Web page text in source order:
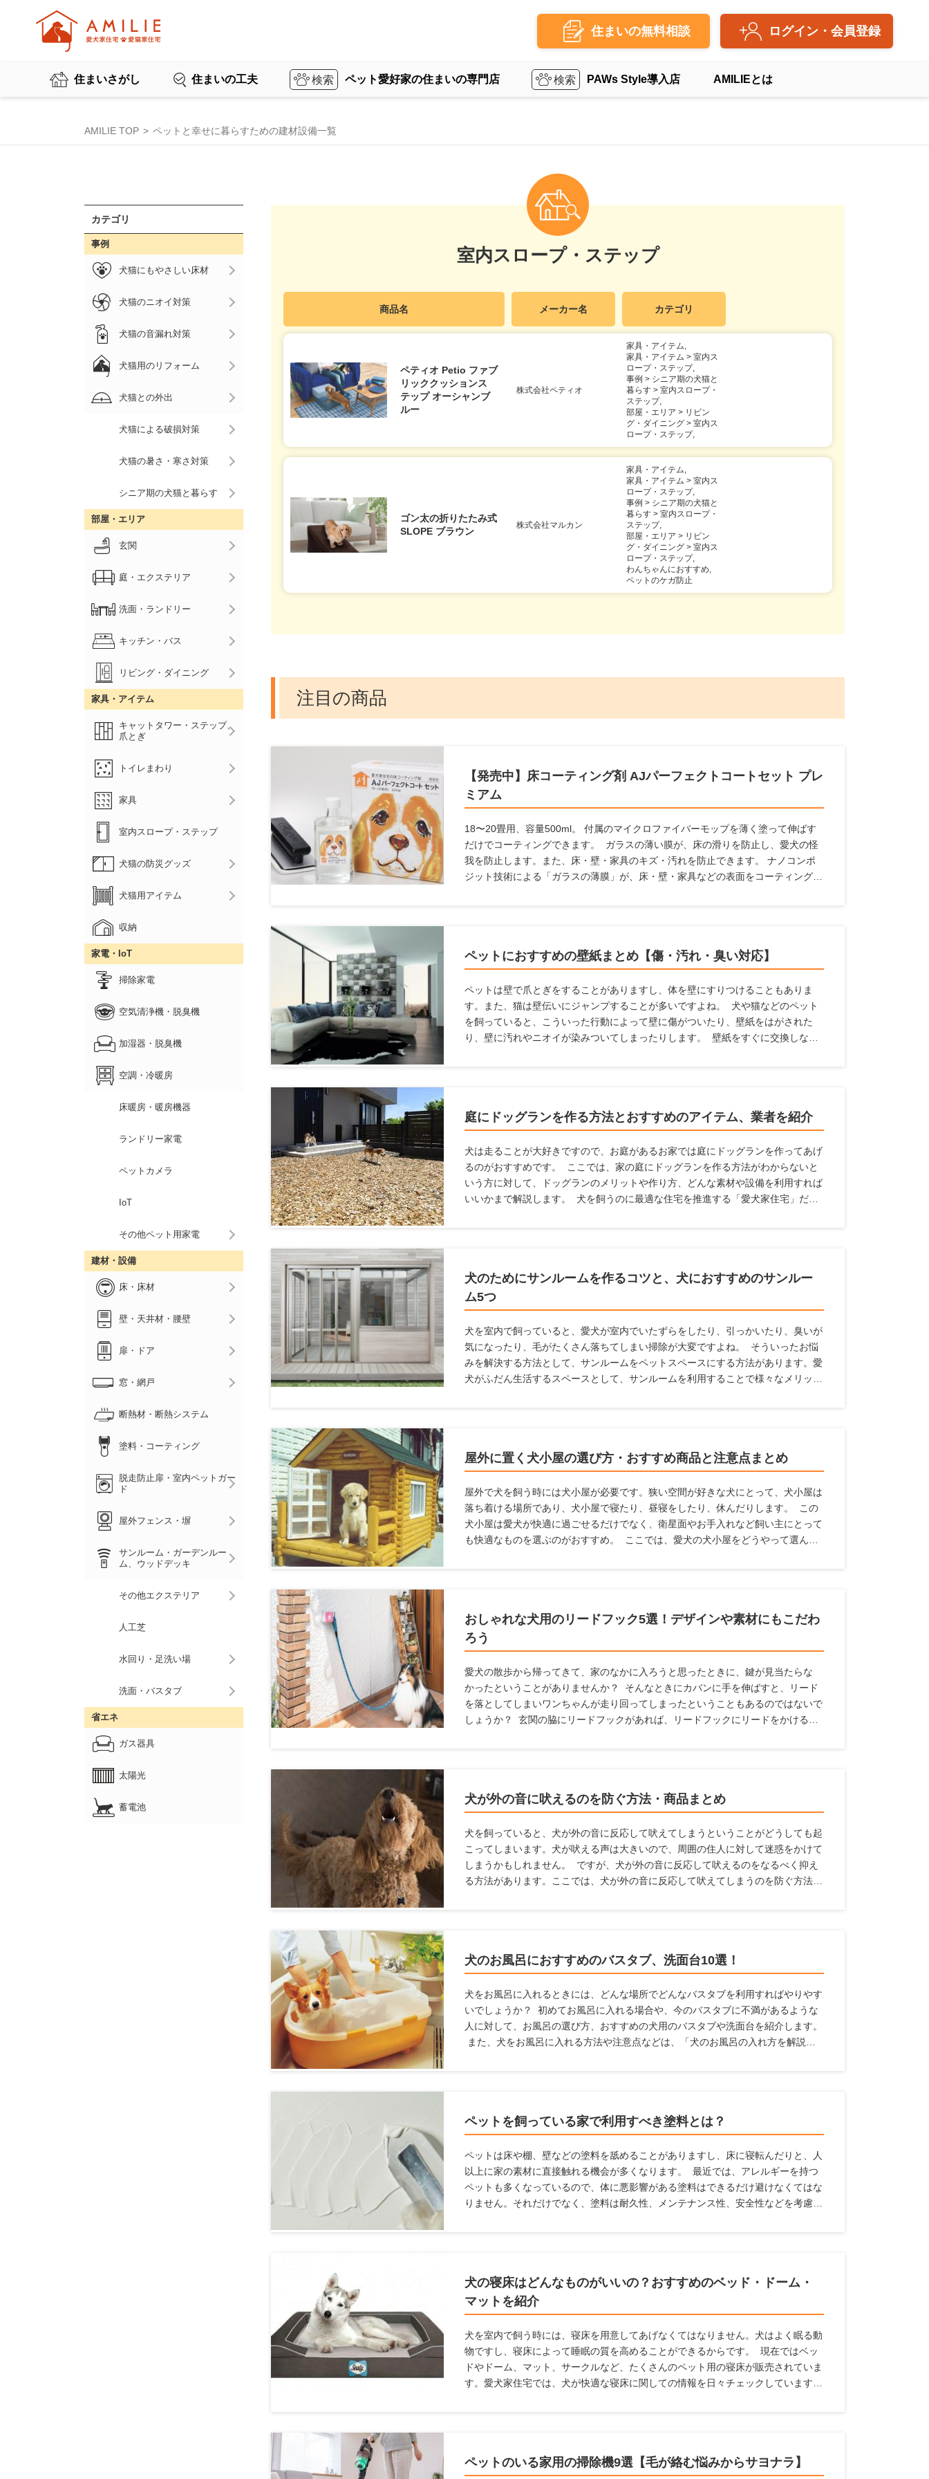
住まいの無料相談 ログイン・会員登録
住まいさがし 住まいの工夫 ペット愛好家の住まいの専門店 PAWs Style導入店 AMILIEとは
AMILIE TOP ペットと幸せに暮らすための建材設備一覧
室内スロープ・ステップ
商品名 メーカー名 カテゴリ
ペティオ Petio ファブ
リッククッションス
テップ オーシャンブ
ルー
株式会社ペティオ
家具・アイテム,
家具・アイテム > 室内ス
ロープ・ステップ,
事例 > シニア期の犬猫と
暮らす > 室内スロープ・
ステップ,
部屋・エリア > リビン
グ・ダイニング > 室内ス
ロープ・ステップ,
ゴン太の折りたたみ式
SLOPE ブラウン
株式会社マルカン
家具・アイテム,
家具・アイテム > 室内ス
ロープ・ステップ,
事例 > シニア期の犬猫と
暮らす > 室内スロープ・
ステップ,
部屋・エリア > リビン
グ・ダイニング > 室内ス
ロープ・ステップ,
わんちゃんにおすすめ,
ペットのケガ防止
注目の商品
【発売中】床コーティング剤 AJパーフェクトコートセット プレ
ミアム
18〜20畳用、容量500ml。 付属のマイクロファイバーモップを薄く塗って伸ばす
だけでコーティングできます。 ガラスの薄い膜が、床の滑りを防止し、愛犬の怪
我を防止します。また、床・壁・家具のキズ・汚れを防止できます。 ナノコンポ
ジット技術による「ガラスの薄膜」が、床・壁・家具などの表面をコーティング。
ペットにおすすめの壁紙まとめ【傷・汚れ・臭い対応】
ペットは壁で爪とぎをすることがありますし、体を壁にすりつけることもありま
す。また、猫は壁伝いにジャンプすることが多いですよね。 犬や猫などのペット
を飼っていると、こういった行動によって壁に傷がついたり、壁紙をはがされた
り、壁に汚れやニオイが染みついてしまったりします。 壁紙をすぐに交換しなく
庭にドッグランを作る方法とおすすめのアイテム、業者を紹介
犬は走ることが大好きですので、お庭があるお家では庭にドッグランを作ってあげ
るのがおすすめです。 ここでは、家の庭にドッグランを作る方法がわからないと
いう方に対して、ドッグランのメリットや作り方、どんな素材や設備を利用すれば
いいかまで解説します。 犬を飼うのに最適な住宅を推進する「愛犬家住宅」だか
犬のためにサンルームを作るコツと、犬におすすめのサンルー
ム5つ
犬を室内で飼っていると、愛犬が室内でいたずらをしたり、引っかいたり、臭いが
気になったり、毛がたくさん落ちてしまい掃除が大変ですよね。 そういったお悩
みを解決する方法として、サンルームをペットスペースにする方法があります。愛
犬がふだん生活するスペースとして、サンルームを利用することで様々なメリット
します。
屋外に置く犬小屋の選び方・おすすめ商品と注意点まとめ
屋外で犬を飼う時には犬小屋が必要です。狭い空間が好きな犬にとって、犬小屋は
落ち着ける場所であり、犬小屋で寝たり、昼寝をしたり、休んだりします。 この
犬小屋は愛犬が快適に過ごせるだけでなく、衛星面やお手入れなど飼い主にとって
も快適なものを選ぶのがおすすめ。 ここでは、愛犬の犬小屋をどうやって選んだ
おしゃれな犬用のリードフック5選！デザインや素材にもこだわ
ろう
愛犬の散歩から帰ってきて、家のなかに入ろうと思ったときに、鍵が見当たらな
かったということがありませんか？ そんなときにカバンに手を伸ばすと、リード
を落としてしまいワンちゃんが走り回ってしまったということもあるのではないで
しょうか？ 玄関の脇にリードフックがあれば、リードフックにリードをかけるこ
犬が外の音に吠えるのを防ぐ方法・商品まとめ
犬を飼っていると、犬が外の音に反応して吠えてしまうということがどうしても起
こってしまいます。犬が吠える声は大きいので、周囲の住人に対して迷惑をかけて
しまうかもしれません。 ですが、犬が外の音に反応して吠えるのをなるべく抑え
る方法があります。ここでは、犬が外の音に反応して吠えてしまうのを防ぐ方法、
犬のお風呂におすすめのバスタブ、洗面台10選！
犬をお風呂に入れるときには、どんな場所でどんなバスタブを利用すればやりやす
いでしょうか？ 初めてお風呂に入れる場合や、今のバスタブに不満があるような
人に対して、お風呂の選び方、おすすめの犬用のバスタブや洗面台を紹介します。
また、犬をお風呂に入れる方法や注意点などは、「犬のお風呂の入れ方を解説！
ペットを飼っている家で利用すべき塗料とは？
ペットは床や棚、壁などの塗料を舐めることがありますし、床に寝転んだりと、人
以上に家の素材に直接触れる機会が多くなります。 最近では、アレルギーを持つ
ペットも多くなっているので、体に悪影響がある塗料はできるだけ避けなくてはな
りません。それだけでなく、塗料は耐久性、メンテナンス性、安全性などを考慮す
犬の寝床はどんなものがいいの？おすすめのベッド・ドーム・
マットを紹介
犬を室内で飼う時には、寝床を用意してあげなくてはなりません。犬はよく眠る動
物ですし、寝床によって睡眠の質を高めることができるからです。 現在ではベッ
ドやドーム、マット、サークルなど、たくさんのペット用の寝床が販売されていま
す。愛犬家住宅では、犬が快適な寝床に関しての情報を日々チェックしています。
ペットのいる家用の掃除機9選【毛が絡む悩みからサヨナラ】
カテゴリ
事例
犬猫にもやさしい床材
犬猫のニオイ対策
犬猫の音漏れ対策
犬猫用のリフォーム
犬猫との外出
犬猫による破損対策
犬猫の暑さ・寒さ対策
シニア期の犬猫と暮らす
部屋・エリア
玄関
庭・エクステリア
洗面・ランドリー
キッチン・バス
リビング・ダイニング
家具・アイテム
キャットタワー・ステップ、
爪とぎ
トイレまわり
家具
室内スロープ・ステップ
犬猫の防災グッズ
犬猫用アイテム
収納
家電・IoT
掃除家電
空気清浄機・脱臭機
加湿器・脱臭機
空調・冷暖房
床暖房・暖房機器
ランドリー家電
ペットカメラ
IoT
その他ペット用家電
建材・設備
床・床材
壁・天井材・腰壁
扉・ドア
窓・網戸
断熱材・断熱システム
塗料・コーティング
脱走防止扉・室内ペットガー
ド
屋外フェンス・塀
サンルーム・ガーデンルー
ム、ウッドデッキ
その他エクステリア
人工芝
水回り・足洗い場
洗面・バスタブ
省エネ
ガス器具
太陽光
蓄電池